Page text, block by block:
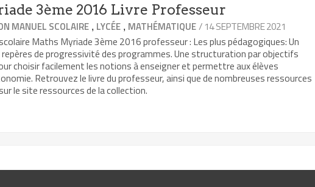
3ème 2016 Livre Professeur
MANUEL SCOLAIRE , LYCÉE , MATHÉMATIQUE/ 14 SEPTEMBRE 2021
Maths Myriade 3ème 2016 professeur : Les plus pédagogiques: Un
de progressivité des programmes. Une structuration par objectifs
choisir facilement les notions à enseigner et permettre aux élèves
Retrouvez le livre du professeur, ainsi que de nombreuses ressources
le site ressources de la collection.